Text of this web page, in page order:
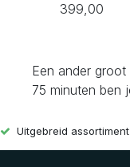
399,00
Een ander
75 minuten ben
Uitgebreid